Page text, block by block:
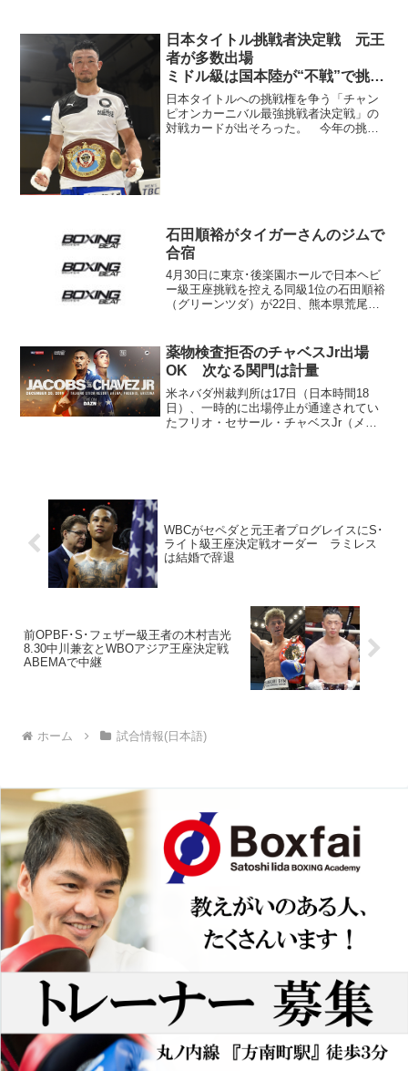
（大橋）に２－１判定勝ち。 サウスポ
ー同士。元３階級制...
日本タイトル挑戦者決定戦 元王
者が多数出場
ミドル級は国本陸が“不戦”で挑戦
権獲得
日本タイトルへの挑戦権を争う「チャン
ピオンカーニバル最強挑戦者決定戦」の
対戦カードが出そろった。 今年の挑戦
石田順裕がタイガーさんのジムで
合宿
4月30日に東京･後楽園ホールで日本ヘビ
ー級王座挑戦を控える同級1位の石田順裕
（グリーンツダ）が22日、熊本県荒尾市
石田は元ライバルのクレイジー“タイガ
ー”キムさん（...
薬物検査拒否のチャベスJr出場
OK 次なる関門は計量
米ネバダ州裁判所は17日（日本時間18
日）、一時的に出場停止が通達されてい
たフリオ・セサール・チャベスJr（メキ
WBCがセペダと元王者プログレイスにS･
ライト級王座決定戦オーダー ラミレス
は結婚で辞退
前OPBF･S･フェザー級王者の木村吉光
8.30中川兼玄とWBOアジア王座決定戦
ABEMAで中継
ホーム 試合情報(日本語)